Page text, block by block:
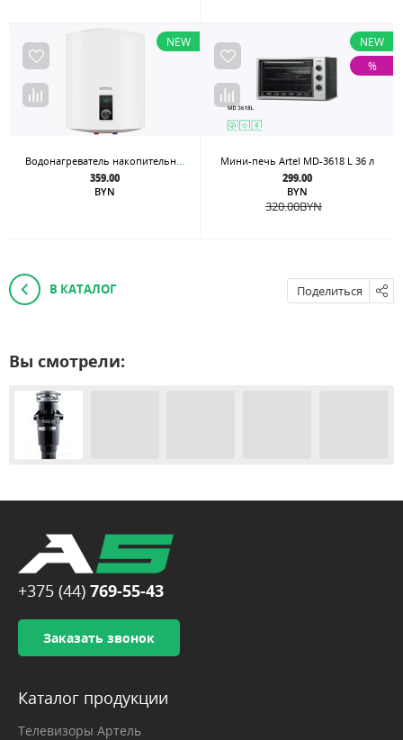
NEW
Водонагреватель накопительный Artel ARTDRY WH 1.5 50
359.00
BYN
NEW
%
Мини-печь Artel MD-3618 L 36 л
299.00
BYN
320.00BYN
В КАТАЛОГ Поделиться
Вы смотрели:
+375 (44) 769-55-43
Заказать звонок
Каталог продукции
Телевизоры Артель